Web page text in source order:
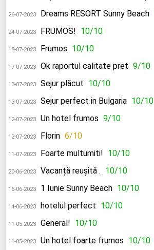
26-07-2023 Dreams RESORT Sunny Beach
24-07-2023 FRUMOS! 10/10
18-07-2023 Frumos 10/10
17-07-2023 Ok raportul calitate pret 9/10
13-07-2023 Sejur plăcut 10/10
13-07-2023 Sejur perfect in Bulgaria 10/10
12-07-2023 Un hotel frumos 9/10
12-07-2023 Florin 6/10
11-07-2023 Foarte multumiti! 10/10
20-06-2023 Vacanță reușită . 10/10
16-06-2023 1 Iunie Sunny Beach 10/10
14-06-2023 hotelul perfect 10/10
11-05-2023 General! 10/10
11-05-2023 Un hotel foarte frumos 10/10